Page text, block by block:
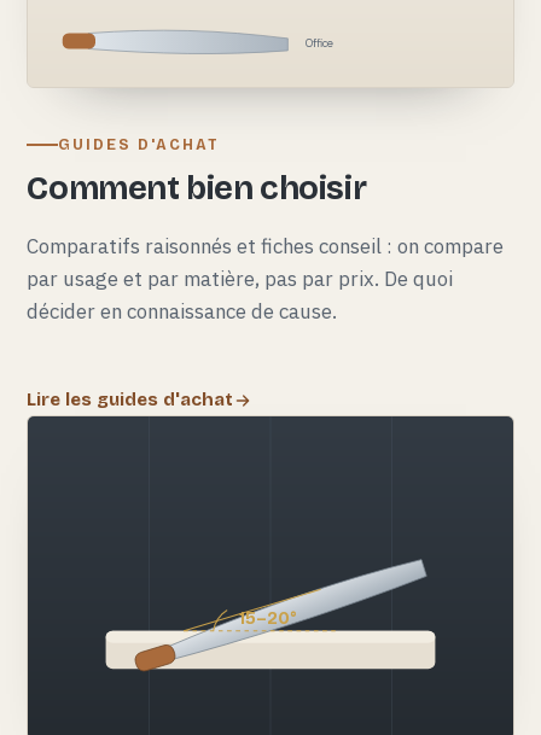
Office
GUIDES D'ACHAT
Comment bien choisir
Comparatifs raisonnés et fiches conseil : on compare
par usage et par matière, pas par prix. De quoi
décider en connaissance de cause.
Lire les guides d'achat
15–20°